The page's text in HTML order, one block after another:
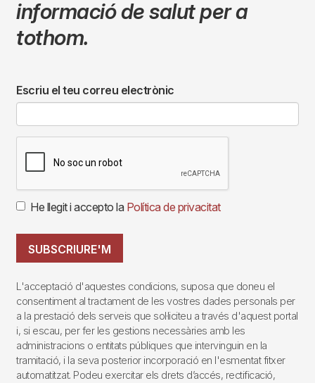
informació de salut per a
tothom.
Escriu el teu correu electrònic
He llegit i accepto la Política de privacitat
SUBSCRIURE'M
L'acceptació d'aquestes condicions, suposa que doneu el
consentiment al tractament de les vostres dades personals per
a la prestació dels serveis que sol·liciteu a través d'aquest portal
i, si escau, per fer les gestions necessàries amb les
administracions o entitats públiques que intervinguin en la
tramitació, i la seva posterior incorporació en l'esmentat fitxer
automatitzat. Podeu exercitar els drets d’accés, rectificació,